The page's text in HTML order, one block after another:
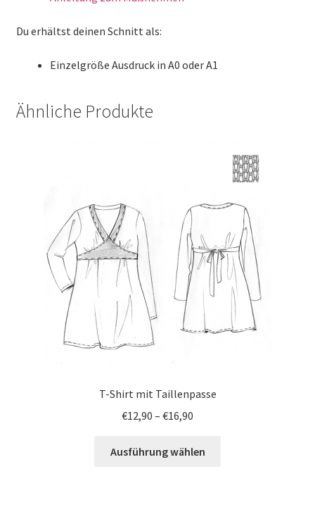
Du erhältst deinen Schnitt als:
Einzelgröße Ausdruck in A0 oder A1
Ähnliche Produkte
T-Shirt mit Taillenpasse
€12,90 – €16,90
Ausführung wählen